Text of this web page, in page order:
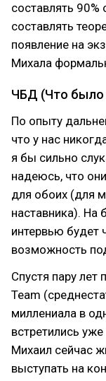
составлять 90%
составлять
появление на
Михала
ЧБД (Что
По опыту
что у нас
я бы сильно
надеюсь, что
для обоих (для
наставника). На
интервью будет
возможность
Спустя пару лет
Team
миллениала в
встретились
Михаил сейчас
выступать на